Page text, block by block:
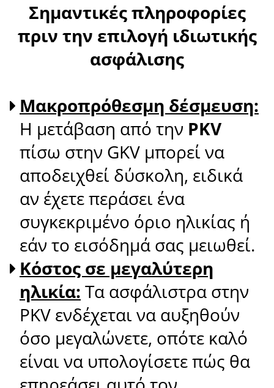
Σημαντικές πληροφορίες
πριν την επιλογή ιδιωτικής
ασφάλισης
Μακροπρόθεσμη δέσμευση:
Η μετάβαση από την PKV
πίσω στην GKV μπορεί να
αποδειχθεί δύσκολη, ειδικά
αν έχετε περάσει ένα
συγκεκριμένο όριο ηλικίας ή
εάν το εισόδημά σας μειωθεί.
Κόστος σε μεγαλύτερη
ηλικία: Τα ασφάλιστρα στην
PKV ενδέχεται να αυξηθούν
όσο μεγαλώνετε, οπότε καλό
είναι να υπολογίσετε πώς θα